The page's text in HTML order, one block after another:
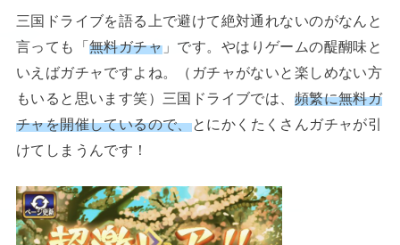
三国ドライブを語る上で避けて絶対通れないのがなんと
言っても「無料ガチャ 」です。やはりゲームの醍醐味と
いえばガチャですよね。（ガチャがないと楽しめない方
もいると思います笑）三国ドライブでは、 頻繁に無料ガ
チャを開催しているので、とにかくたくさんガチャが引
けてしまうんです！